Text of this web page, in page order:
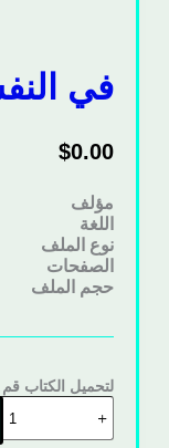
في
$0.00
مؤلف :
اللغة :
نوع الملف
الصفحات :
حجم الملف : 4.38
لتحميل الكتاب